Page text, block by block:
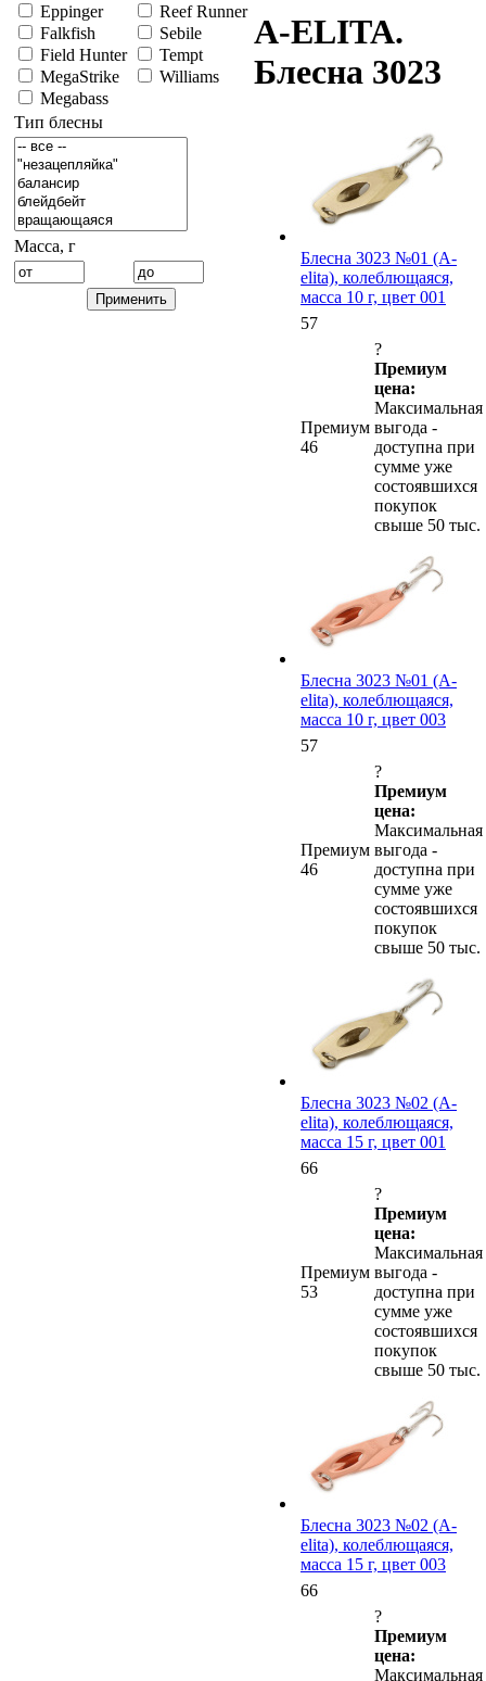
Eppinger
Falkfish
Field Hunter
MegaStrike
Megabass
Reef Runner
Sebile
Tempt
Williams
Тип блесны
Масса, г
A-ELITA.
Блесна 3023
Блесна 3023 №01 (А-
elita), колеблющаяся,
масса 10 г, цвет 001
57
Премиум
46
?
Премиум
цена:
Максимальная
выгода -
доступна при
сумме уже
состоявшихся
покупок
свыше 50 тыс.
Блесна 3023 №01 (А-
elita), колеблющаяся,
масса 10 г, цвет 003
57
Премиум
46
?
Премиум
цена:
Максимальная
выгода -
доступна при
сумме уже
состоявшихся
покупок
свыше 50 тыс.
Блесна 3023 №02 (А-
elita), колеблющаяся,
масса 15 г, цвет 001
66
Премиум
53
?
Премиум
цена:
Максимальная
выгода -
доступна при
сумме уже
состоявшихся
покупок
свыше 50 тыс.
Блесна 3023 №02 (А-
elita), колеблющаяся,
масса 15 г, цвет 003
66
?
Премиум
цена:
Максимальная